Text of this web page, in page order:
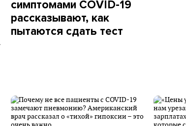
симптомами COVID-19
рассказывают, как
пытаются сдать тест